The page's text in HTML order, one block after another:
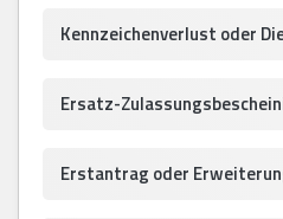
Kennzeichenverlust oder
Ersatz-
Erstantrag oder